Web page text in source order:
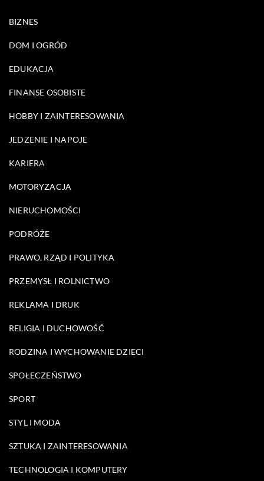
BIZNES
DOM I OGRÓD
EDUKACJA
FINANSE OSOBISTE
HOBBY I ZAINTERESOWANIA
JEDZENIE I NAPOJE
KARIERA
MOTORYZACJA
NIERUCHOMOŚCI
PODRÓŻE
PRAWO, RZĄD I POLITYKA
PRZEMYSŁ I ROLNICTWO
REKLAMA I DRUK
RELIGIA I DUCHOWOŚĆ
RODZINA I WYCHOWANIE DZIECI
SPOŁECZEŃSTWO
SPORT
STYL I MODA
SZTUKA I ZAINTERESOWANIA
TECHNOLOGIA I KOMPUTERY